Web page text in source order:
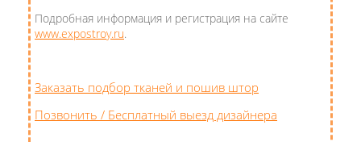
Подробная информация и регистрация на сайте
www.expostroy.ru.
Заказать подбор тканей и пошив штор
Позвонить / Бесплатный выезд дизайнера